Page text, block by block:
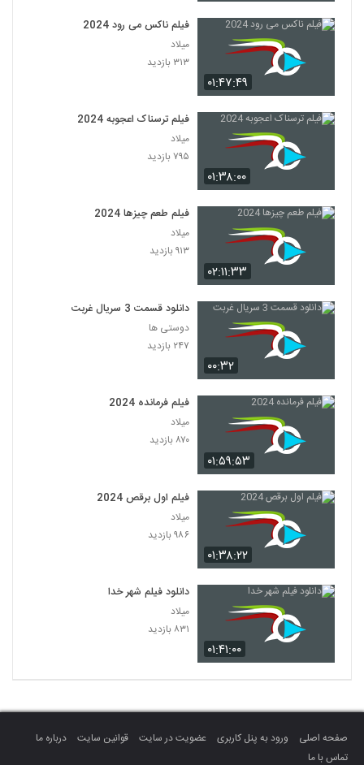
۰۱:۴۷:۴۹
فیلم ناکس می رود 2024
میلاد
۳۱۳ بازدید
۰۱:۳۸:۰۰
فیلم ترسناک اعجوبه 2024
میلاد
۷۹۵ بازدید
۰۲:۱۱:۳۳
فیلم طعم چیزها 2024
میلاد
۹۱۳ بازدید
۰۰:۳۲
دانلود قسمت 3 سریال غربت
دوستی ها
۲۴۷ بازدید
۰۱:۵۹:۵۳
فیلم فرمانده 2024
میلاد
۸۷۰ بازدید
۰۱:۳۸:۲۲
فیلم اول برقص 2024
میلاد
۹۸۶ بازدید
۰۱:۴۱:۰۰
دانلود فیلم شهر خدا
میلاد
۸۳۱ بازدید
صفحه اصلی ورود به پنل کاربری عضویت در سایت قوانین سایت
درباره ما
تماس با ما